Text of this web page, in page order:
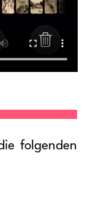
folgenden